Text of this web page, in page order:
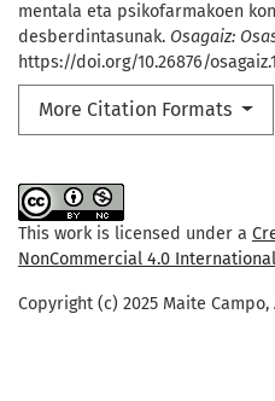
mentala eta psikofarmakoen
desberdintasunak. Osagaiz:
https://doi.org/10.26876/
More Citation Formats
This work is licensed under a
NonCommercial 4.0
Copyright (c) 2025 Maite